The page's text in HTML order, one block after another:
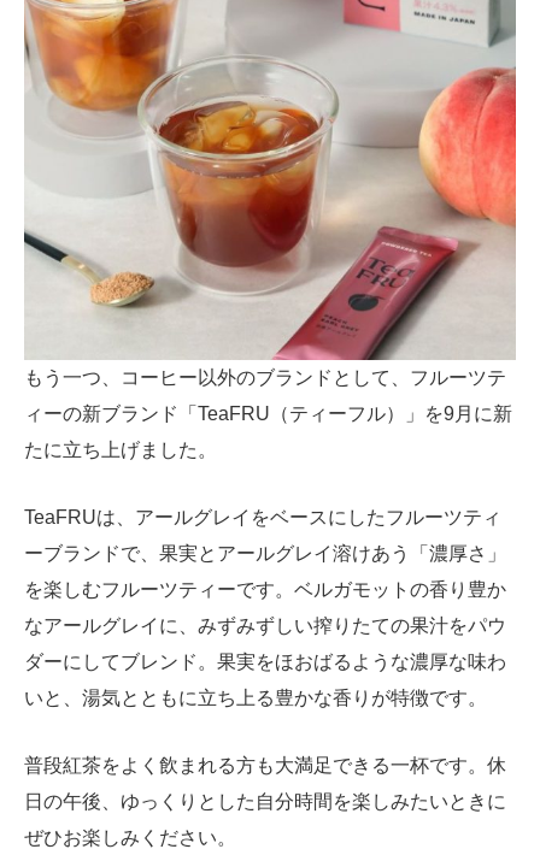
もう一つ、コーヒー以外のブランドとして、フルーツテ
ィーの新ブランド「TeaFRU（ティーフル）」を9月に新
たに立ち上げました。
TeaFRUは、アールグレイをベースにしたフルーツティ
ーブランドで、果実とアールグレイ溶けあう「濃厚さ」
を楽しむフルーツティーです。ベルガモットの香り豊か
なアールグレイに、みずみずしい搾りたての果汁をパウ
ダーにしてブレンド。果実をほおばるような濃厚な味わ
いと、湯気とともに立ち上る豊かな香りが特徴です。
普段紅茶をよく飲まれる方も大満足できる一杯です。休
日の午後、ゆっくりとした自分時間を楽しみたいときに
ぜひお楽しみください。